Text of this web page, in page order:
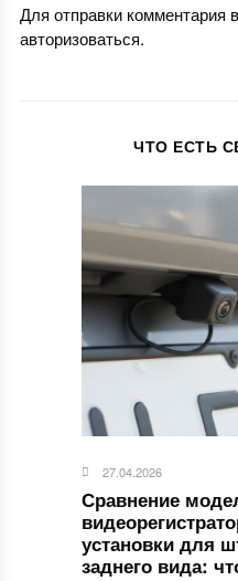
Для отправки комментария
авторизоваться.
ЧТО ЕСТЬ
27.04.2026
Сравнение
установки для
заднего вида: